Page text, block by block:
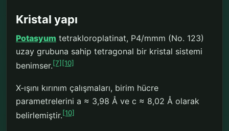
Kristal yapı
Potasyum tetrakloroplatinat, P4/mmm (No. 123)
uzay grubuna sahip tetragonal bir kristal sistemi
benimser.[7] [10]
X-ışını kırınım çalışmaları, birim hücre
parametrelerini a ≈ 3,98 Å ve c ≈ 8,02 Å olarak
belirlemiştir.[10]